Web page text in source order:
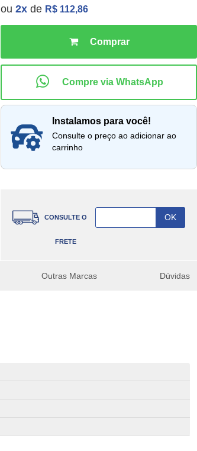
ou2x de R$ 112,86
instalamos para você!
Consulte o preço ao adicionar ao
carrinho
CONSULTE O
FRETE
Outras Marcas Dúvidas